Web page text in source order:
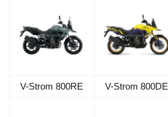
V-Strom 800RE V-Strom 800DE